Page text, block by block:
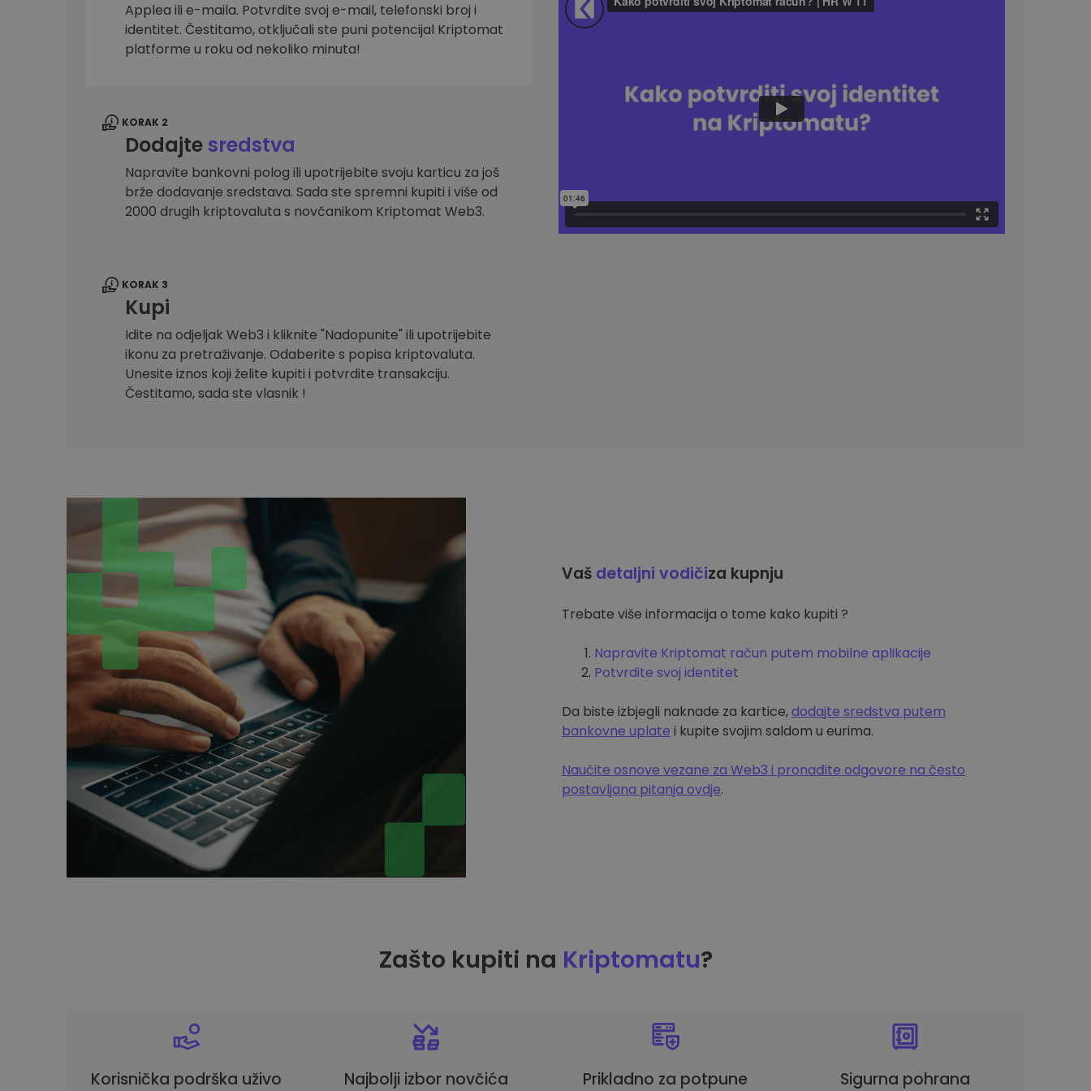
Istraživač ulaganja
Pronađi svoju kripto strategiju
Applea ili e-maila. Potvrdite svoj e-mail, telefonski broj i
identitet. Čestitamo, otključali ste puni potencijal Kriptomat
platforme u roku od nekoliko minuta!
KORAK 2
Dodajtesredstva
Napravite bankovni polog ili upotrijebite svoju karticu za još
brže dodavanje sredstava. Sada ste spremni kupiti i više od
2000 drugih kriptovaluta s novčanikom Kriptomat Web3.
KORAK 3
Kupi
Idite na odjeljak Web3 i kliknite "Nadopunite" ili upotrijebite
ikonu za pretraživanje. Odaberite s popisa kriptovaluta.
Unesite iznos koji želite kupiti i potvrdite transakciju.
Čestitamo, sada ste vlasnik !
Vaš detaljni vodičiza kupnju
Trebate više informacija o tome kako kupiti ?
Napravite Kriptomat račun putem mobilne aplikacije
Potvrdite svoj identitet
Da biste izbjegli naknade za kartice,dodajte sredstva putem
bankovne uplate i kupite svojim saldom u eurima.
Naučite osnove vezane za Web3 i pronađite odgovore na često
postavljana pitanja ovdje.
Zašto kupiti na Kriptomatu?
Korisnička podrška uživo Najbolji izbor novčića
Prikladno za potpune
Sigurna pohrana